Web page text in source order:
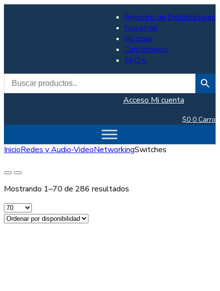
Registro de Distribuidores
Nosotros
Noticias
Contáctenos
FAQ’s
Acceso Mi cuenta
$0 0 Carro
InicioRedes y Audio-VideoNetworkingSwitches
Mostrando 1–70 de 286 resultados